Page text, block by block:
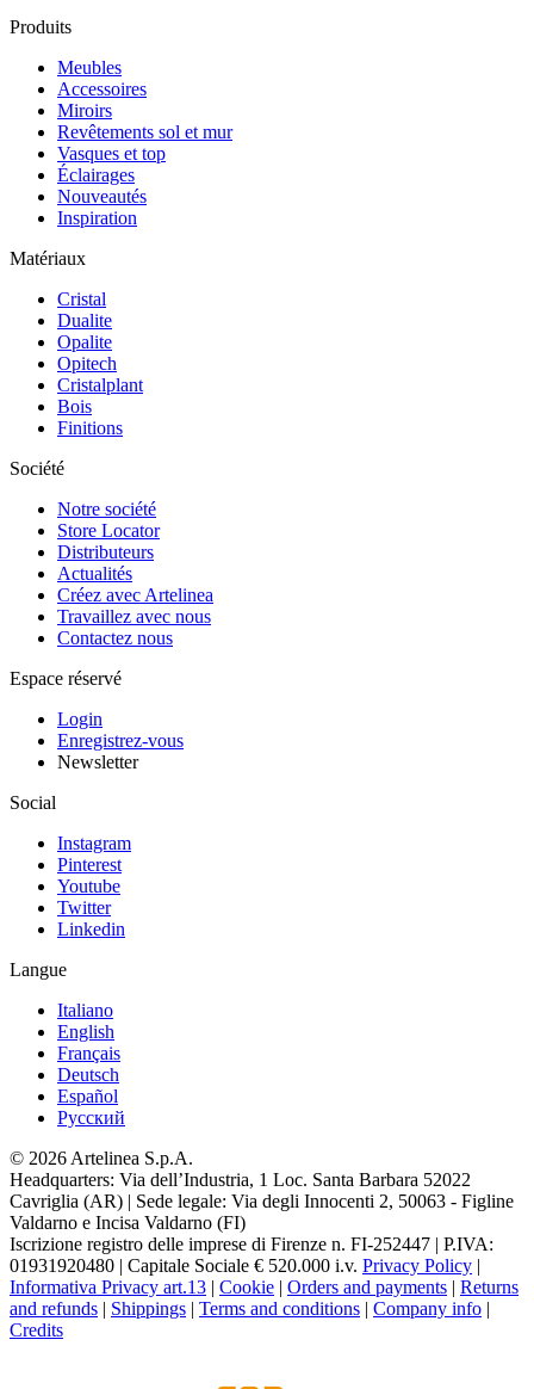
Produits
Meubles
Accessoires
Miroirs
Revêtements sol et mur
Vasques et top
Éclairages
Nouveautés
Inspiration
Matériaux
Cristal
Dualite
Opalite
Opitech
Cristalplant
Bois
Finitions
Société
Notre société
Store Locator
Distributeurs
Actualités
Créez avec Artelinea
Travaillez avec nous
Contactez nous
Espace réservé
Login
Enregistrez-vous
Newsletter
Social
Instagram
Pinterest
Youtube
Twitter
Linkedin
Langue
Italiano
English
Français
Deutsch
Español
Pусский
© 2026 Artelinea S.p.A.
Headquarters: Via dell’Industria, 1 Loc. Santa Barbara 52022
Cavriglia (AR) | Sede legale: Via degli Innocenti 2, 50063 - Figline
Valdarno e Incisa Valdarno (FI)
Iscrizione registro delle imprese di Firenze n. FI-252447 | P.IVA:
01931920480 | Capitale Sociale € 520.000 i.v. Privacy Policy
Informativa Privacy art.13
Cookie Orders and payments
Returns
and refunds
Shippings Terms and conditions Company info
Credits